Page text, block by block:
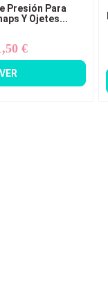
Presión Para
Y Ojetes...
Precio
€
VER